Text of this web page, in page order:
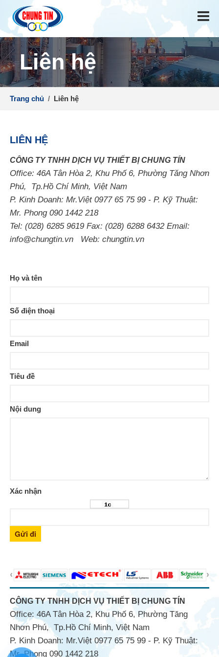
Liên hệ
Trang chủ / Liên hệ
LIÊN HỆ
CÔNG TY TNHH DỊCH VỤ THIẾT BỊ CHUNG TÍN
Office: 46A Tân Hòa 2, Khu Phố 6, Phường Tăng Nhơn
Phú, Tp.Hồ Chí Minh, Việt Nam
P. Kinh Doanh: Mr.Việt 0977 65 75 99 - P. Kỹ Thuật:
Mr. Phong 090 1442 218
Tel: (028) 6285 9619 Fax: (028) 6288 6432 Email:
info@chungtin.vn Web: chungtin.vn
Họ và tên
Số điện thoại
Email
Tiêu đề
Nội dung
Xác nhận
Gửi đi
CÔNG TY TNHH DỊCH VỤ THIẾT BỊ CHUNG TÍN
Office: 46A Tân Hòa 2, Khu Phố 6, Phường Tăng
Nhơn Phú, Tp.Hồ Chí Minh, Việt Nam
P. Kinh Doanh: Mr.Việt 0977 65 75 99 - P. Kỹ Thuật:
Mr. Phong 090 1442 218